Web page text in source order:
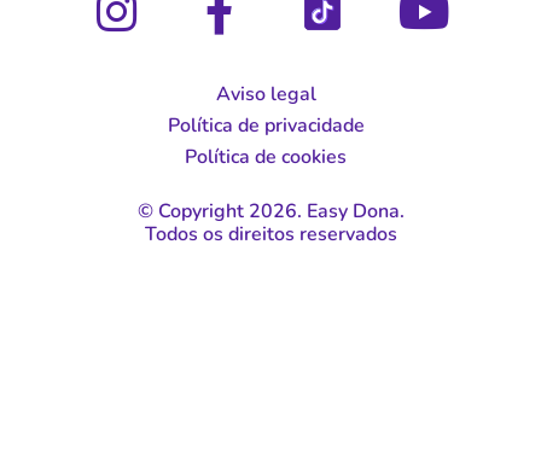
Aviso legal
Política de privacidade
Política de cookies
© Copyright 2026. Easy Dona.
Todos os direitos reservados